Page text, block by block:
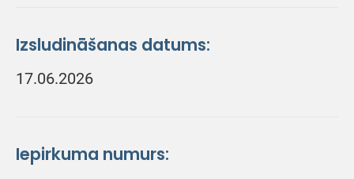
Izsludināšanas datums:
17.06.2026
Iepirkuma numurs: